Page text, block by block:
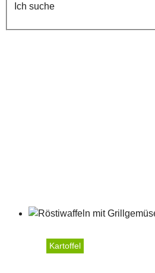
Ich suche
Kartoffel